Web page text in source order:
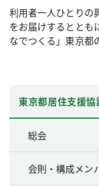
利用者一人ひとりの
をお届けするととも
なでつくる」東京都
東京都居住支援協
総会
会則・構成メン